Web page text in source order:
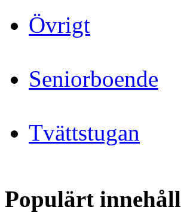
Övrigt
Seniorboende
Tvättstugan
Populärt innehåll